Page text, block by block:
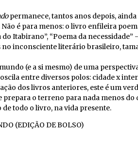
permanece, tantos anos depois,
é para menos: o livro enfileira
Itabirano”, “Poema da necessidade”
inconsciente literário brasileiro,
(e a si mesmo) de uma
entre diversos polos: cidade x
dos livros anteriores, este é um
prepara o terreno para nada menos do
de todo o livro, na vida presente.
(EDIÇÃO DE BOLSO)